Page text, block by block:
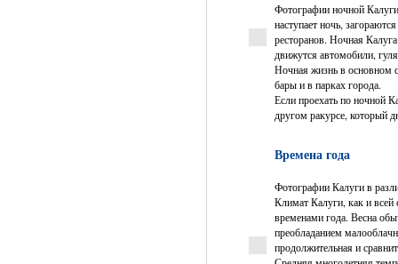
Фотографии ночной
наступает ночь,
ресторанов. Ночная
движутся автомобили,
Ночная жизнь в основном
бары и в парках города.
Если проехать по ночной
другом ракурсе, который
Времена года
Фотографии Калуги в
Климат Калуги, как и всей
временами года. Весна
преобладанием
продолжительная и